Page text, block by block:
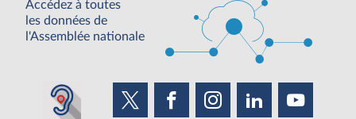
Accédez à toutes
les données de
l'Assemblée nationale